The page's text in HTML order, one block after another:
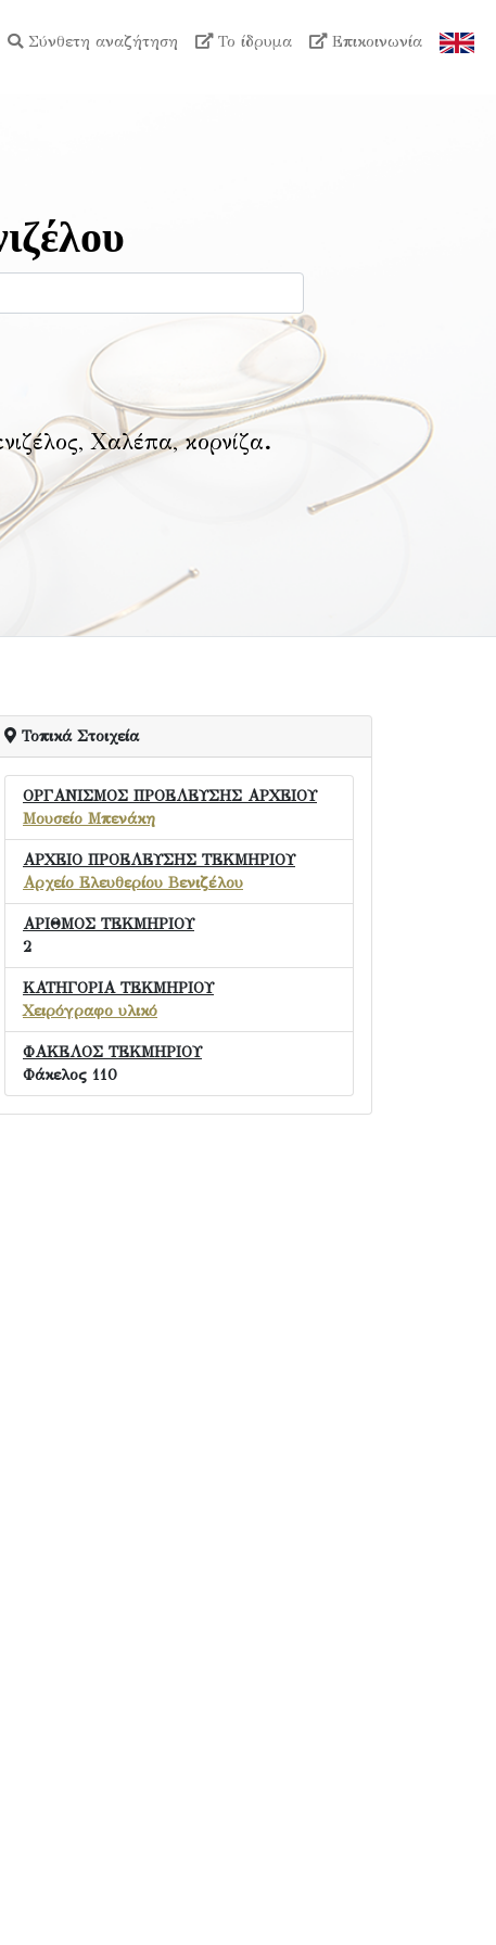
Σύνθετη αναζήτηση Το ίδρυμα Επικοινωνία
Χαλέπα, κορνίζα.
Τοπικά Στοιχεία
ΟΡΓΑΝΙΣΜΟΣ ΠΡΟΕΛΕΥΣΗΣ ΑΡΧΕΙΟΥ
Μουσείο Μπενάκη
ΑΡΧΕΙΟ ΠΡΟΕΛΕΥΣΗΣ ΤΕΚΜΗΡΙΟΥ
Αρχείο Ελευθερίου Βενιζέλου
ΑΡΙΘΜΟΣ ΤΕΚΜΗΡΙΟΥ
2
ΚΑΤΗΓΟΡΙΑ ΤΕΚΜΗΡΙΟΥ
Χειρόγραφο υλικό
ΦΑΚΕΛΟΣ ΤΕΚΜΗΡΙΟΥ
Φάκελος 110